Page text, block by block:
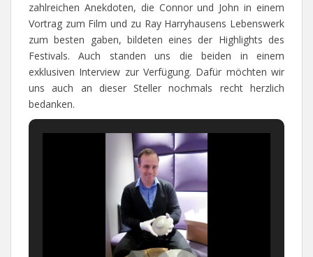
zahlreichen Anekdoten, die Connor und John in einem
Vortrag zum Film und zu Ray Harryhausens Lebenswerk
zum besten gaben, bildeten eines der Highlights des
Festivals. Auch standen uns die beiden in einem
exklusiven Interview zur Verfügung. Dafür möchten wir
uns auch an dieser Steller nochmals recht herzlich
bedanken.